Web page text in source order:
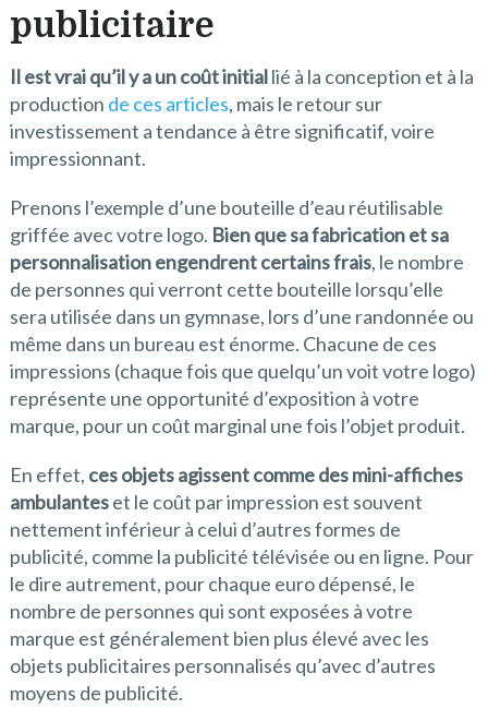
publicitaire
Il est vrai qu’il y a un coût initiallié à la conception et à la
production de ces articles, mais le retour sur
investissement a tendance à être significatif, voire
impressionnant.
Prenons l’exemple d’une bouteille d’eau réutilisable
griffée avec votre logo. Bien que sa fabrication et sa
personnalisation engendrent certains frais, le nombre
de personnes qui verront cette bouteille lorsqu’elle
sera utilisée dans un gymnase, lors d’une randonnée ou
même dans un bureau est énorme. Chacune de ces
impressions (chaque fois que quelqu’un voit votre logo)
représente une opportunité d’exposition à votre
marque, pour un coût marginal une fois l’objet produit.
En effet, ces objets agissent comme des mini-affiches
ambulanteset le coût par impression est souvent
nettement inférieur à celui d’autres formes de
publicité, comme la publicité télévisée ou en ligne. Pour
le dire autrement, pour chaque euro dépensé, le
nombre de personnes qui sont exposées à votre
marque est généralement bien plus élevé avec les
objets publicitaires personnalisés qu’avec d’autres
moyens de publicité.